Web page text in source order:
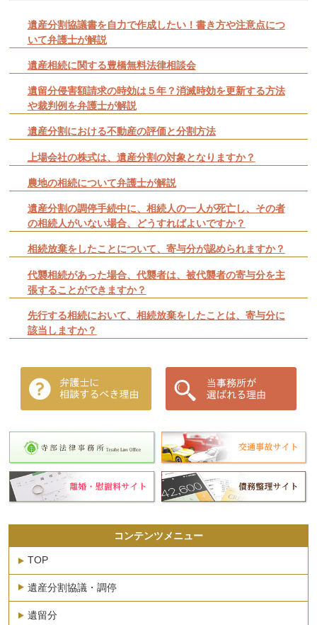
遺産分割協議書を自力で作成したい！書き方や注意点につ
いて弁護士が解説
遺産相続に関する豊橋無料法律相談会
遺留分侵害額請求の時効は５年？消滅時効を更新する方法
や裁判例を弁護士が解説
遺産分割における不動産の評価と分割方法
上場会社の株式は、遺産分割の対象となりますか？
農地の相続について弁護士が解説
遺産分割の調停手続中に、相続人の一人が死亡し、その者
の相続人がいない場合、どうすればよいですか？
相続放棄をしたことについて、寄与分が認められますか？
代襲相続があった場合、代襲者は、被代襲者の寄与分を主
張することができますか？
先行する相続において、相続放棄をしたことは、寄与分に
該当しますか？
コンテンツメニュー
TOP
遺産分割協議・調停
遺留分